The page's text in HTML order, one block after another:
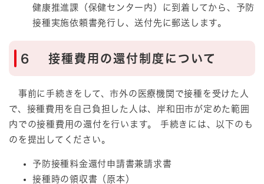
健康推進課（保健センター内）に到着してから、予防
接種実施依頼書発行し、送付先に郵送します。
6 接種費用の還付制度について
事前に手続きをして、市外の医療機関で接種を受けた人
で、接種費用を自己負担した人は、岸和田市が定めた範囲
内での接種費用の還付を行います。 手続きには、以下のも
のを提出してください。
予防接種料金還付申請書兼請求書
接種時の領収書（原本）